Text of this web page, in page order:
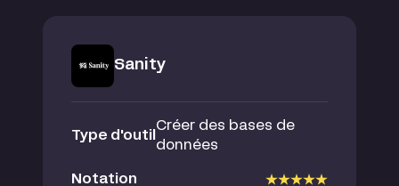
Sanity
Type d'outil
Créer des bases de
données
Notation